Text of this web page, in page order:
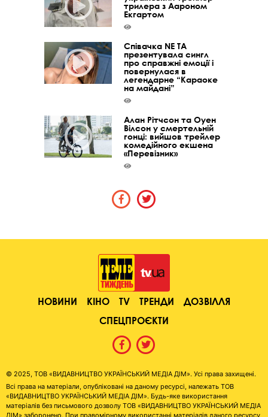
трилера з Аароном
Екгартом
Співачка NE TA
презентувала сингл
про справжні емоції і
повернулася в
легендарне “Караоке
на майдані”
Алан Рітчсон та Оуен
Вілсон у смертельній
гонці: вийшов трейлер
комедійного екшена
«Перевізник»
НОВИНИ КІНО TV ТРЕНДИ
ДОЗВІЛЛЯ
СПЕЦПРОЄКТИ
© 2025, ТОВ «ВИДАВНИЦТВО УКРАЇНСЬКИЙ МЕДІА ДІМ». Усі права захищені.
Всі права на матеріали, опубліковані на даному ресурсі, належать ТОВ
«ВИДАВНИЦТВО УКРАЇНСЬКИЙ МЕДІА ДІМ». Будь-яке використання
матеріалів без письмового дозволу ТОВ «ВИДАВНИЦТВО УКРАЇНСЬКИЙ МЕДІА
ДІМ» заборонено. При правомірному використанні матеріалів даного ресурсу